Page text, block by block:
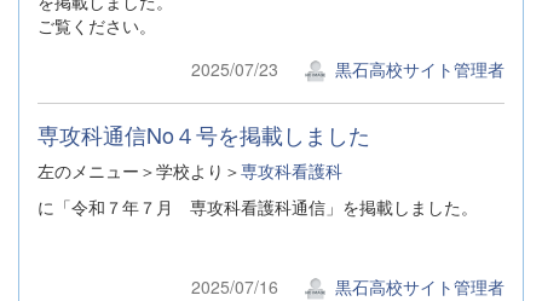
ご覧ください。
2025/07/23
黒石高校サイト管理者
専攻科通信No４号を掲載しました
左のメニュー＞学校より＞専攻科看護科
に「令和７年７月 専攻科看護科通信」を掲載しました。
2025/07/16 黒石高校サイト管理者